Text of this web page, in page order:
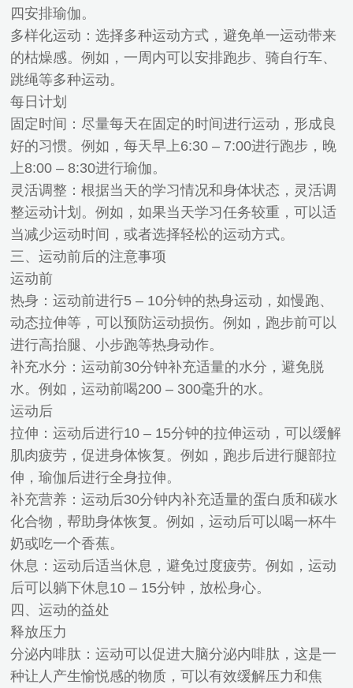
四安排瑜伽。
多样化运动：选择多种运动方式，避免单一运动带来
的枯燥感。例如，一周内可以安排跑步、骑自行车、
跳绳等多种运动。
每日计划
固定时间：尽量每天在固定的时间进行运动，形成良
好的习惯。例如，每天早上6:30 – 7:00进行跑步，晚
上8:00 – 8:30进行瑜伽。
灵活调整：根据当天的学习情况和身体状态，灵活调
整运动计划。例如，如果当天学习任务较重，可以适
当减少运动时间，或者选择轻松的运动方式。
三、运动前后的注意事项
运动前
热身：运动前进行5 – 10分钟的热身运动，如慢跑、
动态拉伸等，可以预防运动损伤。例如，跑步前可以
进行高抬腿、小步跑等热身动作。
补充水分：运动前30分钟补充适量的水分，避免脱
水。例如，运动前喝200 – 300毫升的水。
运动后
拉伸：运动后进行10 – 15分钟的拉伸运动，可以缓解
肌肉疲劳，促进身体恢复。例如，跑步后进行腿部拉
伸，瑜伽后进行全身拉伸。
补充营养：运动后30分钟内补充适量的蛋白质和碳水
化合物，帮助身体恢复。例如，运动后可以喝一杯牛
奶或吃一个香蕉。
休息：运动后适当休息，避免过度疲劳。例如，运动
后可以躺下休息10 – 15分钟，放松身心。
四、运动的益处
释放压力
分泌内啡肽：运动可以促进大脑分泌内啡肽，这是一
种让人产生愉悦感的物质，可以有效缓解压力和焦